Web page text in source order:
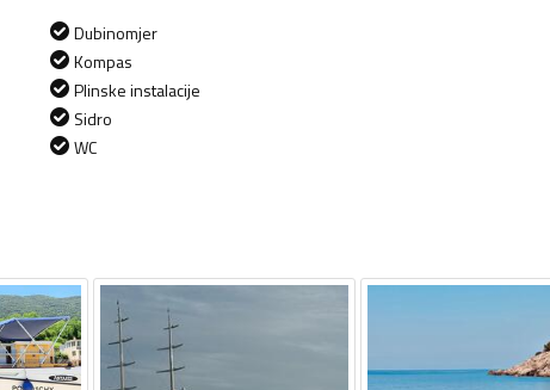
Dubinomjer
Kompas
Plinske instalacije
Sidro
WC